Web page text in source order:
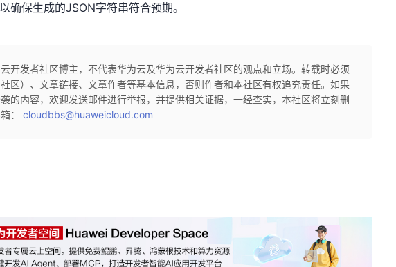
确保生成的JSON字符串符合预期。
云开发者社区博主，不代表华为云及华为云开发者社区的观点和立场。转载时必须
区）、文章链接、文章作者等基本信息，否则作者和本社区有权追究责任。如果
的内容，欢迎发送邮件进行举报，并提供相关证据，一经查实，本社区将立刻删
箱：cloudbbs@huaweicloud.com